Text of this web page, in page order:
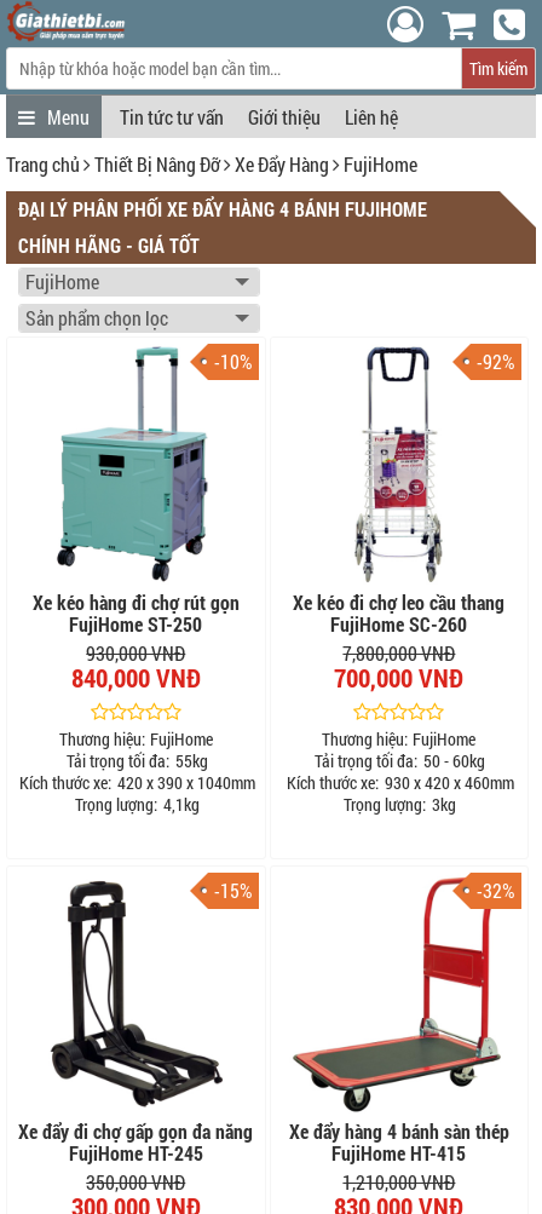
Tìm kiếm
Tin tức tư vấn Giới thiệu
Liên hệ
Trang chủ
Thiết Bị Nâng Đỡ Xe Đẩy Hàng
FujiHome
ĐẠI LÝ PHÂN PHỐI XE ĐẨY HÀNG 4 BÁNH FUJIHOME
CHÍNH HÃNG - GIÁ TỐT
-10%
Xe kéo hàng đi chợ rút gọn
FujiHome ST-250
930,000 VNĐ
840,000 VNĐ
Thương hiệu: FujiHome
Tải trọng tối đa: 55kg
Kích thước xe: 420 x 390 x 1040mm
Trọng lượng: 4,1kg
-92%
Xe kéo đi chợ leo cầu thang
FujiHome SC-260
7,800,000 VNĐ
700,000 VNĐ
Thương hiệu: FujiHome
Tải trọng tối đa: 50 - 60kg
Kích thước xe: 930 x 420 x 460mm
Trọng lượng: 3kg
-15%
Xe đẩy đi chợ gấp gọn đa năng
FujiHome HT-245
350,000 VNĐ
300,000 VNĐ
-32%
Xe đẩy hàng 4 bánh sàn thép
FujiHome HT-415
1,210,000 VNĐ
830,000 VNĐ